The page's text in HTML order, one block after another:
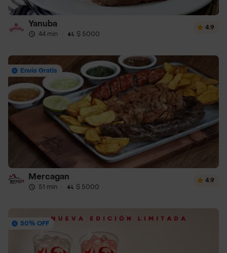
Yanuba
44 min · $ 5000
4.9
Envío Gratis
Mercagan
51 min · $ 5000
4.9
50% OFF